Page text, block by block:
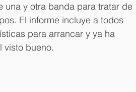
una y otra banda para tratar de
El informe incluye a todos
para arrancar y ya ha
visto bueno.